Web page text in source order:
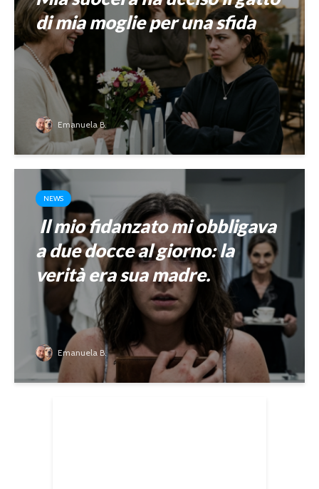
di mia moglie per una sfida
Emanuela B.
NEWS
Il mio fidanzato mi obbligava
a due docce al giorno: la
verità era sua madre.
Emanuela B.